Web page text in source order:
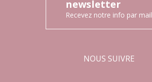
newsletter
Recevez notre info par mail
NOUS SUIVRE